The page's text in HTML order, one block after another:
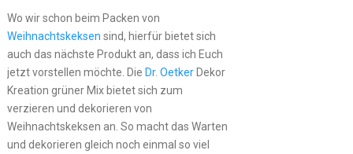
Wo wir schon beim Packen von
Weihnachtskeksen sind, hierfür bietet sich
auch das nächste Produkt an, dass ich Euch
jetzt vorstellen möchte. Die Dr. OetkerDekor
Kreation grüner Mix bietet sich zum
verzieren und dekorieren von
Weihnachtskeksen an. So macht das Warten
und dekorieren gleich noch einmal so viel